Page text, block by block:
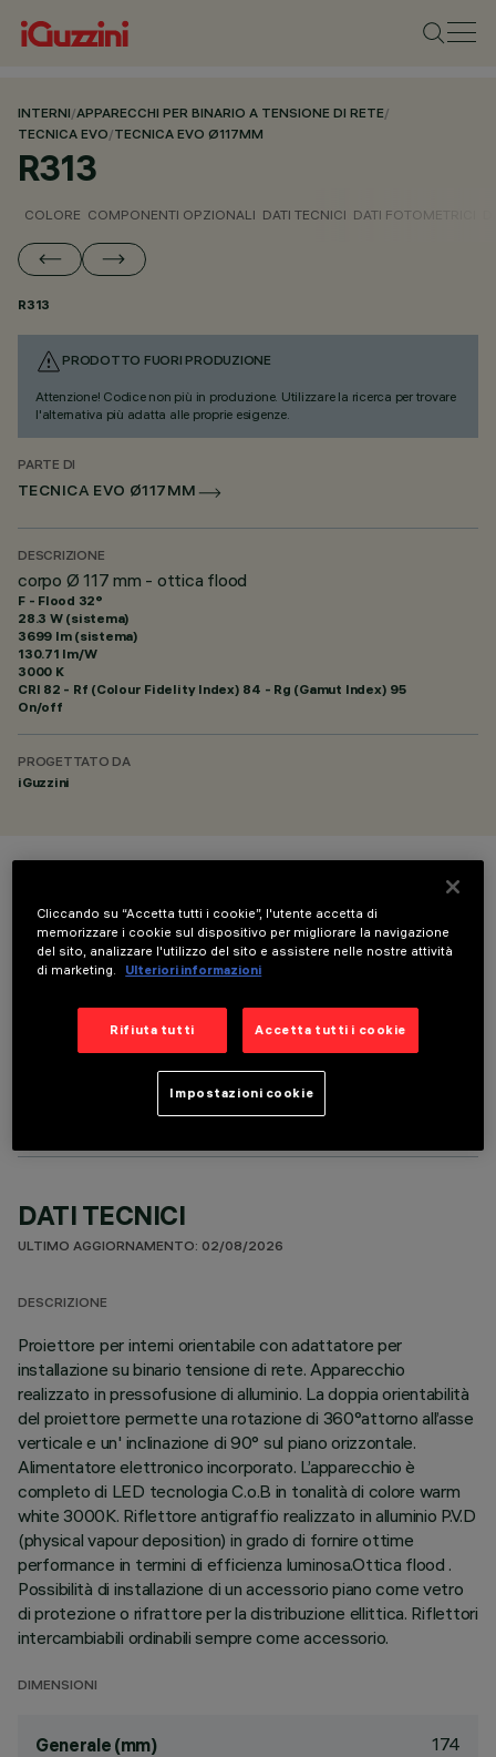
INTERNI/APPARECCHI PER BINARIO A TENSIONE DI RETE/
TECNICA EVO/TECNICA EVO Ø117MM
R313
COLORE COMPONENTI OPZIONALI DATI TECNICI DATI FOTOMETRICI
R313
PRODOTTO FUORI PRODUZIONE
Attenzione! Codice non più in produzione. Utilizzare la ricerca per trovare
l'alternativa più adatta alle proprie esigenze.
PARTE DI
TECNICA EVO Ø117MM
DESCRIZIONE
corpo Ø 117 mm - ottica flood
F - Flood 32°
28.3 W (sistema)
3699 lm (sistema)
130.71 lm/W
3000 K
CRI 82 - Rf (Colour Fidelity Index) 84 - Rg (Gamut Index) 95
On/off
PROGETTATO DA
iGuzzini
COMPONENTI OPZIONALI
DATI TECNICI
ULTIMO AGGIORNAMENTO: 02/08/2026
DESCRIZIONE
Proiettore per interni orientabile con adattatore per
installazione su binario tensione di rete. Apparecchio
realizzato in pressofusione di alluminio. La doppia orientabilità
del proiettore permette una rotazione di 360°attorno all’asse
verticale e un' inclinazione di 90° sul piano orizzontale.
Alimentatore elettronico incorporato. L’apparecchio è
completo di LED tecnologia C.o.B in tonalità di colore warm
white 3000K. Riflettore antigraffio realizzato in alluminio P.V.D
(physical vapour deposition) in grado di fornire ottime
performance in termini di efficienza luminosa.Ottica flood .
Possibilità di installazione di un accessorio piano come vetro
di protezione o rifrattore per la distribuzione ellittica. Riflettori
intercambiabili ordinabili sempre come accessorio.
DIMENSIONI
Generale (mm) 174
Cliccando su “Accetta tutti i cookie”, l'utente accetta di
memorizzare i cookie sul dispositivo per migliorare la navigazione
del sito, analizzare l'utilizzo del sito e assistere nelle nostre attività
di marketing.
Ulteriori informazioni
Rifiuta tutti Accetta tutti i cookie
Impostazioni cookie